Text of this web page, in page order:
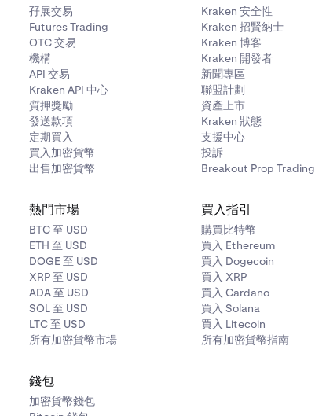
孖展交易
Futures Trading
OTC 交易
機構
API 交易
Kraken API 中心
質押獎勵
發送款項
定期買入
買入加密貨幣
出售加密貨幣
Kraken 安全性
Kraken 招賢納士
Kraken 博客
Kraken 開發者
新聞專區
聯盟計劃
資產上市
Kraken 狀態
支援中心
投訴
Breakout Prop Trading
熱門市場
BTC 至 USD
ETH 至 USD
DOGE 至 USD
XRP 至 USD
ADA 至 USD
SOL 至 USD
LTC 至 USD
所有加密貨幣市場
買入指引
購買比特幣
買入 Ethereum
買入 Dogecoin
買入 XRP
買入 Cardano
買入 Solana
買入 Litecoin
所有加密貨幣指南
錢包
加密貨幣錢包